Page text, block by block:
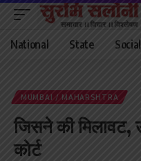
National State Social
MUMBAI / MAHARSHTRA
जिसने की मिलावट,
कोर्ट